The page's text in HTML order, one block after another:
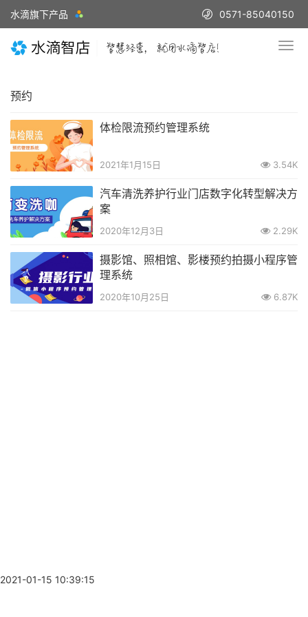
水滴旗下产品 0571-85040150
预约
体检限流预约管理系统
2021年1月15日 3.54K
汽车清洗养护行业门店数字化转型解决方
案
2020年12月3日 2.29K
摄影馆、照相馆、影楼预约拍摄小程序管
理系统
2020年10月25日 6.87K
2021-01-15 10:39:15